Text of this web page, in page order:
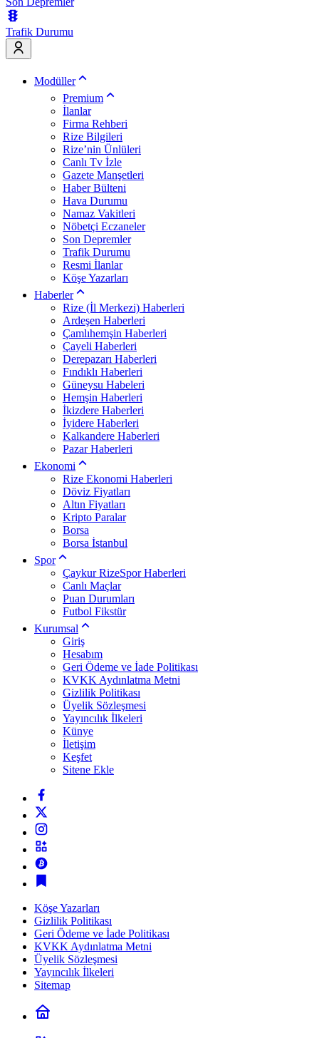
Trafik Durumu
Modüller
Premium
İlanlar
Firma Rehberi
Rize Bilgileri
Rize’nin Ünlüleri
Canlı Tv İzle
Gazete Manşetleri
Haber Bülteni
Hava Durumu
Namaz Vakitleri
Nöbetçi Eczaneler
Son Depremler
Trafik Durumu
Resmi İlanlar
Köşe Yazarları
Haberler
Rize (İl Merkezi) Haberleri
Ardeşen Haberleri
Çamlıhemşin Haberleri
Çayeli Haberleri
Derepazarı Haberleri
Fındıklı Haberleri
Güneysu Habeleri
Hemşin Haberleri
İkizdere Haberleri
İyidere Haberleri
Kalkandere Haberleri
Pazar Haberleri
Ekonomi
Rize Ekonomi Haberleri
Döviz Fiyatları
Altın Fiyatları
Kripto Paralar
Borsa
Borsa İstanbul
Spor
Çaykur RizeSpor Haberleri
Canlı Maçlar
Puan Durumları
Futbol Fikstür
Kurumsal
Giriş
Hesabım
Geri Ödeme ve İade Politikası
KVKK Aydınlatma Metni
Gizlilik Politikası
Üyelik Sözleşmesi
Yayıncılık İlkeleri
Künye
İletişim
Keşfet
Sitene Ekle
Köşe Yazarları
Gizlilik Politikası
Geri Ödeme ve İade Politikası
KVKK Aydınlatma Metni
Üyelik Sözleşmesi
Yayıncılık İlkeleri
Sitemap